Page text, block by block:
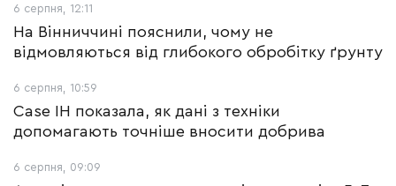
6 серпня, 12:11
На Вінниччині пояснили, чому не
відмовляються від глибокого обробітку ґрунту
6 серпня, 10:59
Case IH показала, як дані з техніки
допомагають точніше вносити добрива
6 серпня, 09:09